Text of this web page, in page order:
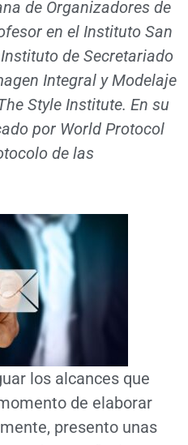
de Organizadores de
en el Instituto San
de Secretariado
Integral y Modelaje
Style Institute. En su
por World Protocol
de las
los alcances que
de elaborar
presento unas